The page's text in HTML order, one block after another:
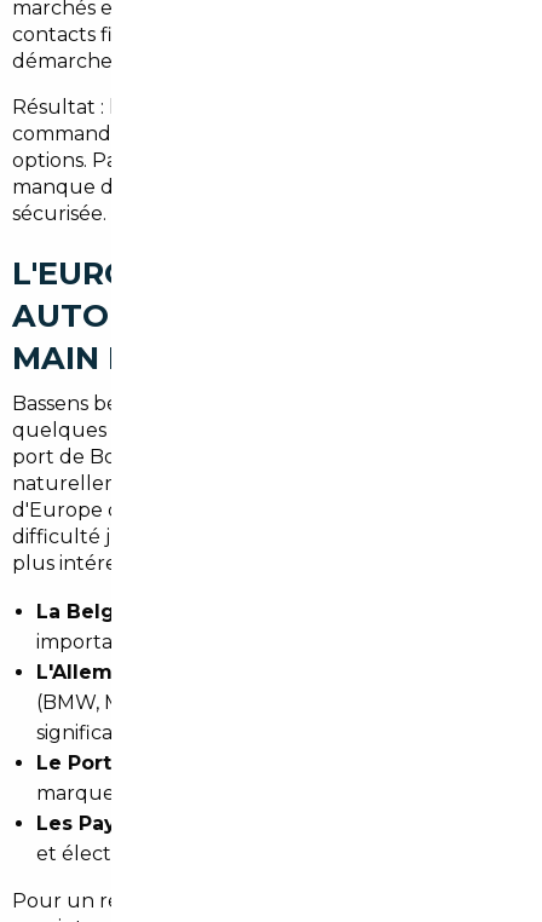
marchés européens demande du temps, des
contacts fiables et une bonne maîtrise des
démarches administratives.
Résultat : la plupart des habitants signent un bon de
commande en concession sans avoir exploré d'autres
options. Pas par manque de curiosité, mais par
manque d'accès à une solution concrète et
sécurisée.
L'EUROPE, UN MARCHÉ
AUTOMOBILE À PORTÉE DE
MAIN DEPUIS BASSENS
Bassens bénéficie d'une position stratégique : à
quelques minutes de l'axe autoroutier A10 et du
port de Bordeaux, la logistique automobile y est
naturellement fluide. Les véhicules importés
d'Europe du Nord ou d'Europe centrale arrivent sans
difficulté jusqu'en Gironde. Parmi les marchés les
plus intéressants :
La Belgique
importants, prix négociés en volume
L'Allemagne
(BMW, Mercedes, Audi) avec des décotes
significatives
Le Portugal
marques françaises avec des conditions attractives
Les Pays-Bas
et électriques avec des fiscalités avantageuses
Pour un résident de Bassens, accéder à ces marchés